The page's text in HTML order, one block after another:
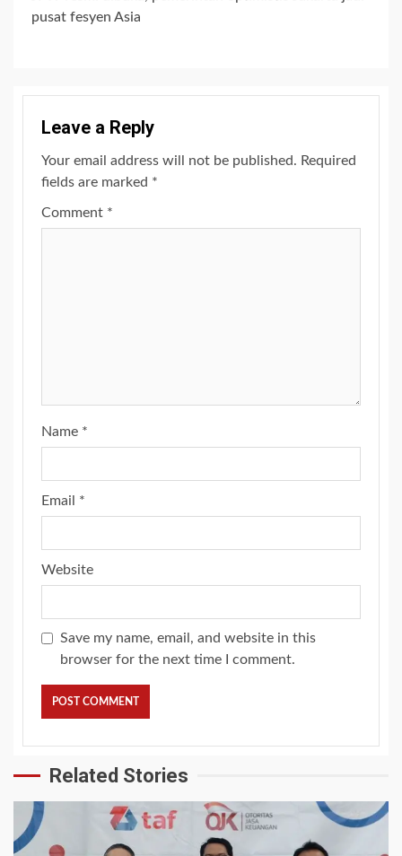
pusat fesyen Asia
Leave a Reply
Your email address will not be published. Required
fields are marked *
Comment *
Name *
Email *
Website
Save my name, email, and website in this
browser for the next time I comment.
Related Stories